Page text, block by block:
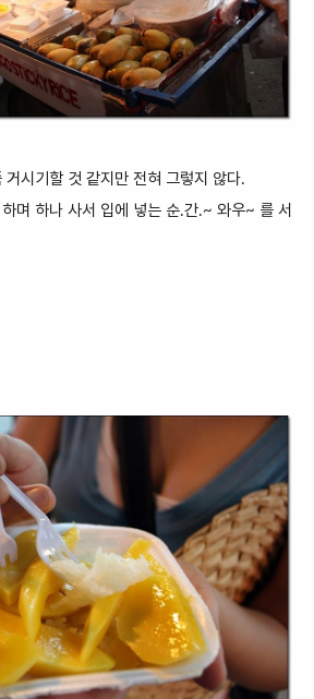
시기 할 것 같지만 전혀 그렇지 않다.
며 하나 사서 입에 넣는 순.간.~ 와우~ 를 서